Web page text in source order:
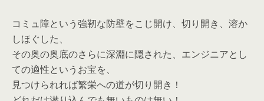
コミュ障という強靭な防壁をこじ開け、切り開き、溶か
しほぐした、
その奥の奥底のさらに深淵に隠された、エンジニアとし
ての適性というお宝を、
見つけられれば繁栄への道が切り開き！